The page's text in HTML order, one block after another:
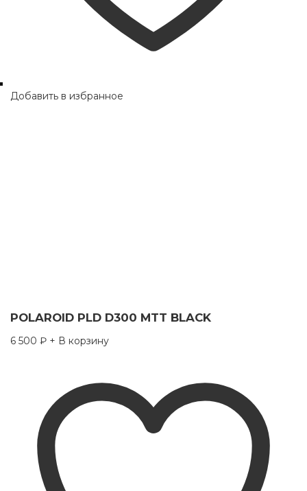
Добавить в избранное
POLAROID PLD D300 MTT BLACK
6 500 ₽ + В корзину